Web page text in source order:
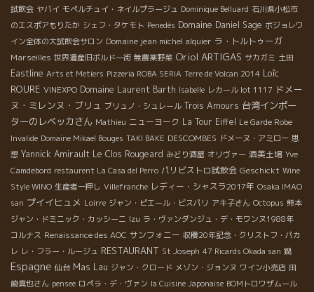
試飲会 ヤバイ モペルチュイ・ネイルプラージュ Dominique Belluard 石川県小松市
のエスポアもりたか シェフ・タケモト Penedès Domaine Daniel Sage ボジョレワ
イン全体の大試飲会サロン Domaine jean michel alquier ラ・トルトゥーガ
Marseilles 世界遺産旧ボルドー街 無農薬野菜 Oriol ARTIGAS サカガミ 土田
Eastline Arts et Metiers Pizzeria ROBA SERIA Terre de Volcan 2014 Loïc
ROURE VINEXPO Domaine Laurent Barth Isabelle レカール lot 1117 ドメー
ヌ・ミレンヌ・ブリュ ブリュノ・シュレール Trois Amours 台湾インポー
ターのレベッカさん Mathieu ニューヨーク La Tour Eiffel Le Garde Robe
Invalide Domaine Mikael Bouges TAKI BAKE DESCOMBES ドメーヌ・アミロー 思
想 Yannick Amirault Le Clos Rougeard みどり酒屋 オリヴァー 酒美土場 Yve
Camdebord restaurent La Casa del Perro パリビストロ試飲会 Geschickt Wine
Style WINO 生産者一押し Villefranche レディー・シャスラ2017年 Osaka IMAO
san プイイヒュメ Loirre ジャン・ピエール・ビスパリ アキ子さん Octopus 熊本
ジャン・ドミニック・カッシーニ Izu ラ・ヴァンダンジュ・デ・モワンヌ1988年
コルナス Renaissance des AOC サンフォニー 収穫20年記念・クリストフ・パカ
レ レ・フラー・ルージュ RESTAURANT St Joseph 47 Ricards Okada san 鍋
Espagne 仙台 Mas Lau ジャン・クロード メゾン・ジョンヌ ワイン小売店 田
崎真也さん pensee ロペラ・デ・ヴァン la Cuisine Japonaise BOMトロワザムール